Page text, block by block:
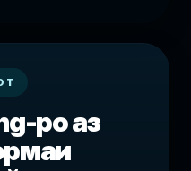
ро аз